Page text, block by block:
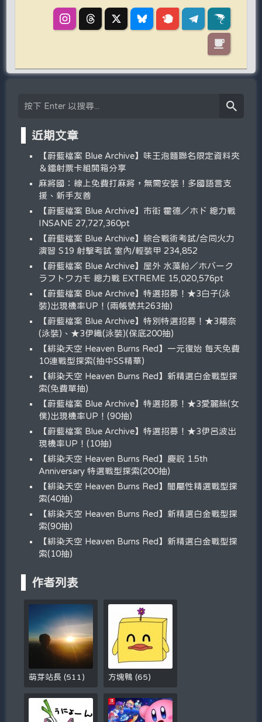
近期文章
【蔚藍檔案 Blue Archive】味王泡麵聯名限定資料夾
＆鐳射票卡組開箱分享
麻將國：線上免費打麻將，無需安裝！多國語言支
援、新手友善
【蔚藍檔案 Blue Archive】市街 霍德／ホド 總力戰
INSANE 27,727,360pt
【蔚藍檔案 Blue Archive】綜合戰術考試/合同火力
演習 S19 射擊考試 室內/輕裝甲 234,852
【蔚藍檔案 Blue Archive】屋外 水藻船／ホバーク
ラフトワカモ 總力戰 EXTREME 15,020,576pt
【蔚藍檔案 Blue Archive】特選招募！★3白子(泳
裝)出現機率UP！(兩帳號共263抽)
【蔚藍檔案 Blue Archive】特別特選招募！★3陽奈
(泳裝)、★3伊織(泳裝)(保底200抽)
【緋染天空 Heaven Burns Red】一元復始 每天免費
10連戰型探索(抽中SS精華)
【緋染天空 Heaven Burns Red】新精選白金戰型探
索(免費單抽)
【蔚藍檔案 Blue Archive】特選招募！★3愛麗絲(女
僕)出現機率UP！(90抽)
【蔚藍檔案 Blue Archive】特選招募！★3伊呂波出
現機率UP！(10抽)
【緋染天空 Heaven Burns Red】慶祝 1.5th
Anniversary 特選戰型探索(200抽)
【緋染天空 Heaven Burns Red】闇屬性精選戰型探
索(40抽)
【緋染天空 Heaven Burns Red】新精選白金戰型探
索(90抽)
【緋染天空 Heaven Burns Red】新精選白金戰型探
索(10抽)
作者列表
萌芽站長(511 ) 方塊鴨(65)